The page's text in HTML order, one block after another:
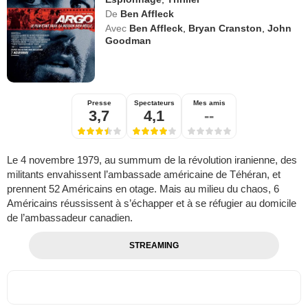
De Ben Affleck
Avec Ben Affleck Bryan Cranston ,John
Goodman
Presse
3,7
Spectateurs
4,1
Mes amis
--
Le 4 novembre 1979, au summum de la révolution iranienne, des
militants envahissent l’ambassade américaine de Téhéran, et
prennent 52 Américains en otage. Mais au milieu du chaos, 6
Américains réussissent à s’échapper et à se réfugier au domicile
de l’ambassadeur canadien.
STREAMING